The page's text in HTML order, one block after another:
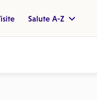
Salute A-Z